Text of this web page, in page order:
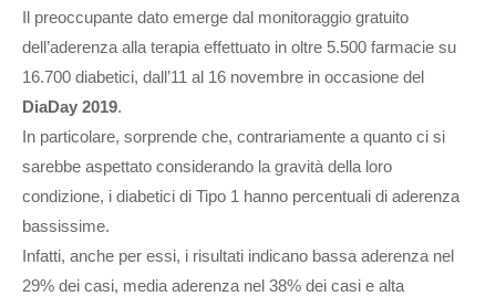
Il preoccupante dato emerge dal monitoraggio gratuito
dell’aderenza alla terapia effettuato in oltre 5.500 farmacie su
16.700 diabetici, dall’11 al 16 novembre in occasione del
DiaDay 2019.
In particolare, sorprende che, contrariamente a quanto ci si
sarebbe aspettato considerando la gravità della loro
condizione, i diabetici di Tipo 1 hanno percentuali di aderenza
bassissime.
Infatti, anche per essi, i risultati indicano bassa aderenza nel
29% dei casi, media aderenza nel 38% dei casi e alta